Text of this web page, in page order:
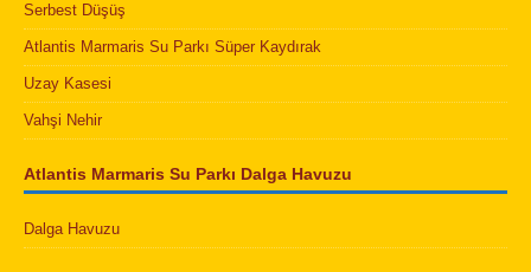
Serbest Düşüş
Atlantis Marmaris Su Parkı Süper Kaydırak
Uzay Kasesi
Vahşi Nehir
Atlantis Marmaris Su Parkı Dalga Havuzu
Dalga Havuzu